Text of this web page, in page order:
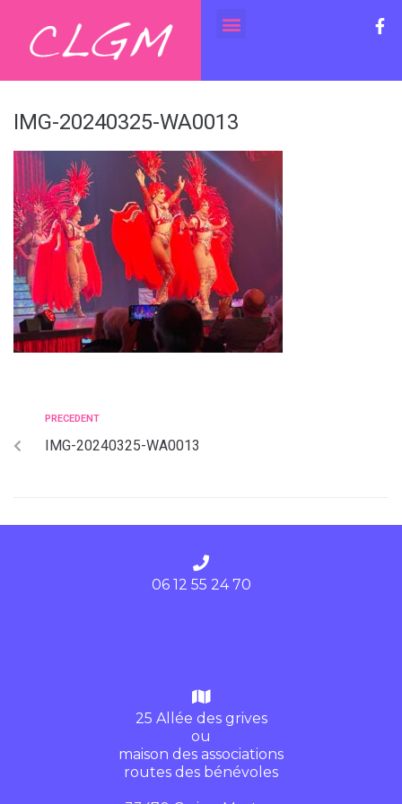
IMG-20240325-WA0013
PRECEDENT
IMG-20240325-WA0013
06 12 55 24 70
25 Allée des grives
ou
maison des associations
routes des bénévoles